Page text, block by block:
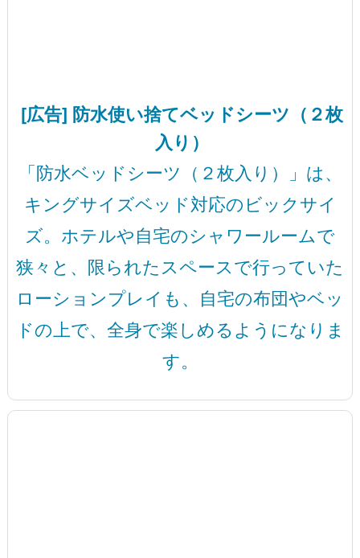
[広告] 防水使い捨てベッドシーツ（２枚
入り）
「防水ベッドシーツ（２枚入り）」は、
キングサイズベッド対応のビックサイ
ズ。ホテルや自宅のシャワールームで
狭々と、限られたスペースで行っていた
ローションプレイも、自宅の布団やベッ
ドの上で、全身で楽しめるようになりま
す。